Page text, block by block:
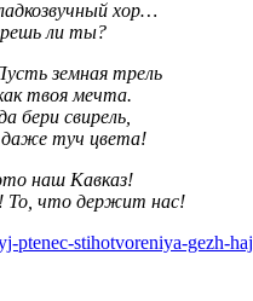
хор…
ли ты?
земная трель
твоя мечта.
бери свирель,
туч цвета!
наш Кавказ!
То, что держит нас!
ptenec-stihotvoreniya-gezh-